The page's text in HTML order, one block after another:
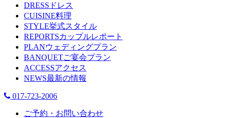
DRESS ドレス
CUISINE料理
STYLE挙式スタイル
REPORTSカップルレポート
PLANウェディングプラン
BANQUETご宴会プラン
ACCESSアクセス
NEWS最新の情報
017-723-2006
ご予約・お問い合わせ